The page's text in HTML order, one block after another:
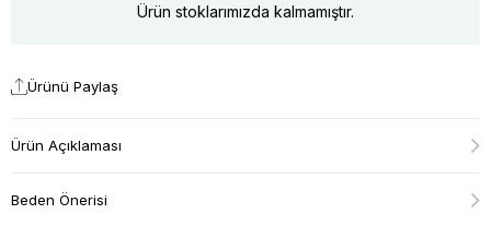
Ürün stoklarımızda kalmamıştır.
Ürünü Paylaş
Ürün Açıklaması
Beden Önerisi